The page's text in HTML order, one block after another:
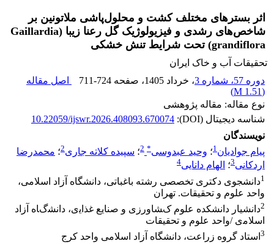
اثر بسترهای مختلف کشت و محلول‌پاشی ملاتونین بر
شاخص‌های رشدی و فیزیولوژیک گل رعنا زیبا (Gaillardia
grandiflora) تحت شرایط تنش خشکی
تحقیقات آب و خاک ایران
دوره 57، شماره 3
، خرداد 1405 ، صفحه 711-724
اصل مقاله
(
1.51 M
)
نوع مقاله: مقاله پژوهشی
شناسه دیجیتال (DOI):
10.22059/ijswr.2026.408093.670074
نویسندگان
پیام جوادیان1؛ وحید عبدوسی*
2؛ سپیده کلاته جاری2؛ محمدرضا
اردکانی3؛ الهام دانایی4
1دانشجوی دکتری تخصصی رشته باغباتی، دانشگاه آزاد اسلامی،
واحد علوم و تحقیقات. تهران
2دانشیار دانشکده ﻋﻠﻮم کﺸﺎورزی و ﺻﻨﺎﯾﻊ ﻏﺬاﯾی، داﻧﺸگﺎه آزاد
اﺳﻼﻣی /واﺣﺪ ﻋﻠﻮم و ﺗﺤﻘﯿﻘﺎت
3 استاد گروه زراعت، دانشگاه آزاد اسلامی واحد کرج